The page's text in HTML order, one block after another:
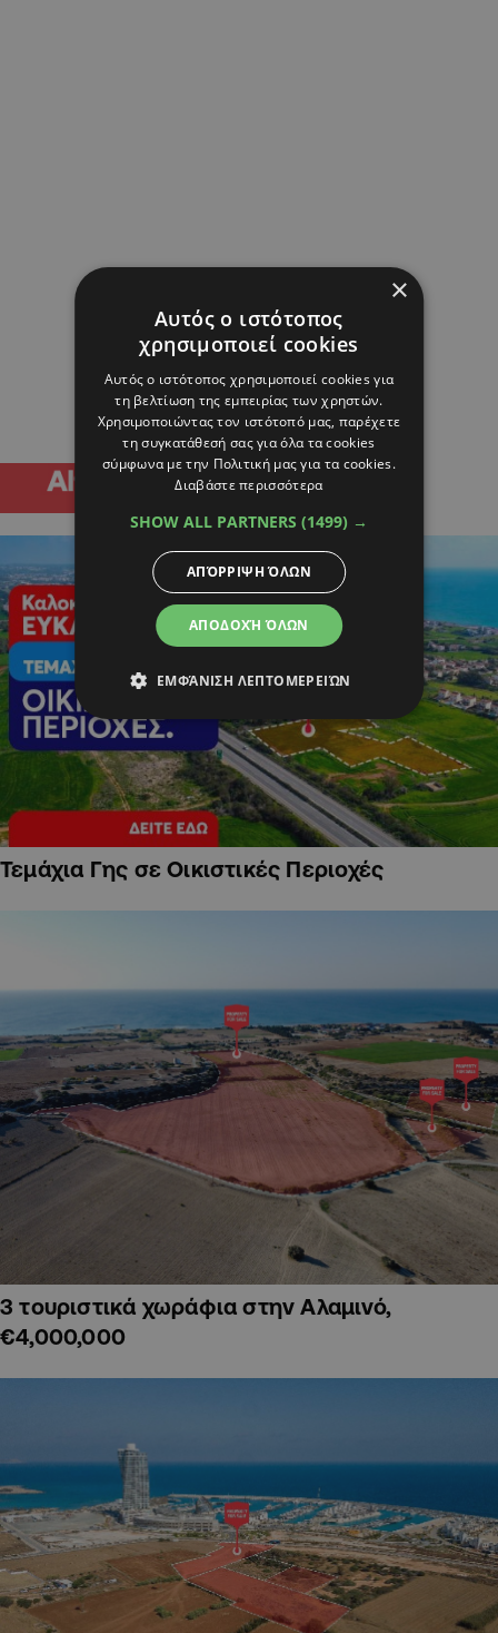
Τεμάχια Γης σε Οικιστικές Περιοχές
3 τουριστικά χωράφια στην Αλαμινό,
€4,000,000
×
Αυτός ο ιστότοπος
χρησιμοποιεί cookies
Αυτός ο ιστότοπος χρησιμοποιεί cookies για
τη βελτίωση της εμπειρίας των χρηστών.
Χρησιμοποιώντας τον ιστότοπό μας, παρέχετε
τη συγκατάθεσή σας για όλα τα cookies
σύμφωνα με την Πολιτική μας για τα cookies.
Διαβάστε περισσότερα
SHOW ALL PARTNERS (1499) →
ΑΠΟΔΟΧΉ ΌΛΩΝ
ΑΠΌΡΡΙΨΗ ΌΛΩΝ
ΕΜΦΆΝΙΣΗ ΛΕΠΤΟΜΕΡΕΙΏΝ